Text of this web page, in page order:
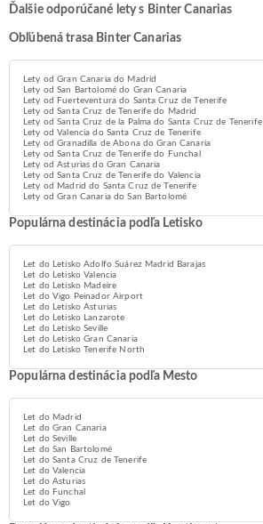
Ďalšie odporúčané lety s Binter Canarias
Obľúbená trasa Binter Canarias
Lety od Gran Canaria do Madrid
Lety od San Bartolomé do Gran Canaria
Lety od Fuerteventura do Santa Cruz de Tenerife
Lety od Santa Cruz de Tenerife do Madrid
Lety od Santa Cruz de la Palma do Santa Cruz de Tenerife
Lety od Valencia do Santa Cruz de Tenerife
Lety od Granadilla de Abona do Gran Canaria
Lety od Santa Cruz de Tenerife do Funchal
Lety od Asturias do Gran Canaria
Lety od Santa Cruz de Tenerife do Valencia
Lety od Madrid do Santa Cruz de Tenerife
Lety od Gran Canaria do San Bartolomé
Populárna destinácia podľa Letisko
Let do Letisko Adolfo Suárez Madrid Barajas
Let do Letisko Valencia
Let do Letisko Madeire
Let do Vigo Peinador Airport
Let do Letisko Asturias
Let do Letisko Lanzarote
Let do Letisko Seville
Let do Letisko Gran Canaria
Let do Letisko Tenerife North
Populárna destinácia podľa Mesto
Let do Madrid
Let do Gran Canaria
Let do Seville
Let do San Bartolomé
Let do Santa Cruz de Tenerife
Let do Valencia
Let do Asturias
Let do Funchal
Let do Vigo